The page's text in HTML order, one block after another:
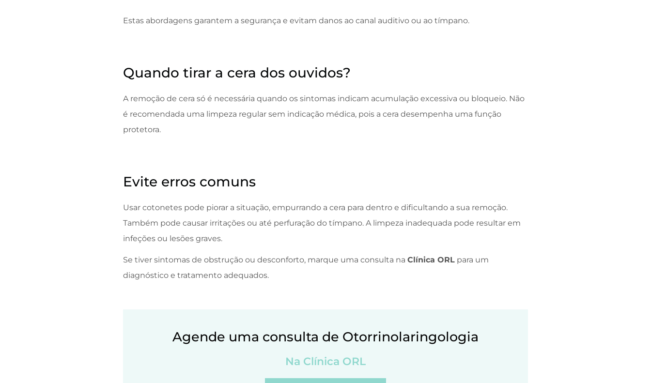
Estas abordagens garantem a segurança e evitam danos ao canal auditivo ou ao tímpano.
Quando tirar a cera dos ouvidos?
A remoção de cera só é necessária quando os sintomas indicam acumulação excessiva ou bloqueio. Não
é recomendada uma limpeza regular sem indicação médica, pois a cera desempenha uma função
protetora.
Evite erros comuns
Usar cotonetes pode piorar a situação, empurrando a cera para dentro e dificultando a sua remoção.
Também pode causar irritações ou até perfuração do tímpano. A limpeza inadequada pode resultar em
infeções ou lesões graves.
Se tiver sintomas de obstrução ou desconforto, marque uma consulta na Clínica ORLpara um
diagnóstico e tratamento adequados.
Agende uma consulta de Otorrinolaringologia
Na Clínica ORL